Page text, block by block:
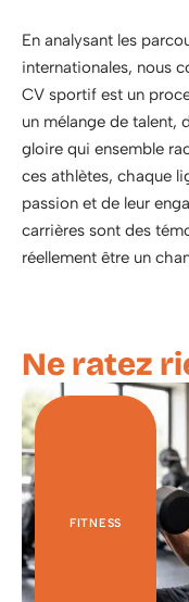
En analysant les
internationales, nous
CV sportif est un
un mélange de talent,
gloire qui ensemble
ces athlètes, chaque
passion et de leur
carrières sont des
réellement être un
Ne ratez
FITNESS